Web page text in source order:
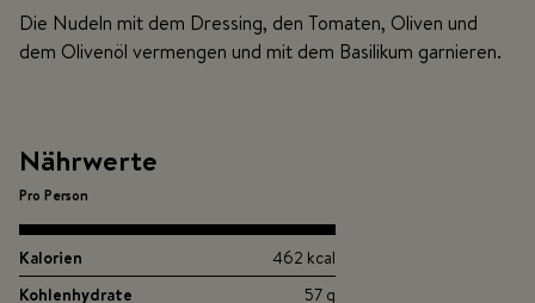
Die Nudeln mit dem Dressing, den Tomaten, Oliven und
dem Olivenöl vermengen und mit dem Basilikum garnieren.
Nährwerte
Pro Person
Kalorien
462 kcal
Kohlenhydrate
57 g